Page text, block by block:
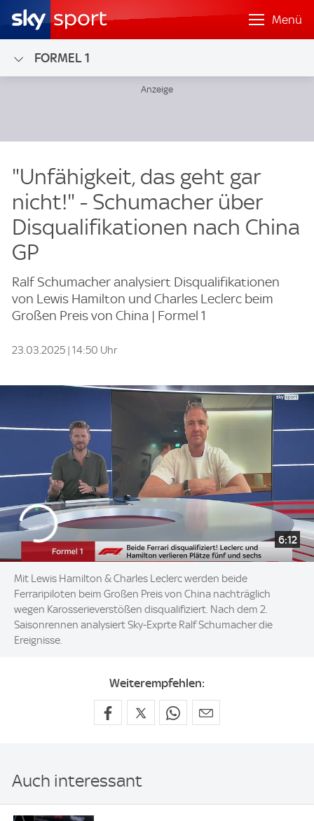
Menü
FORMEL 1
"Unfähigkeit, das geht gar
nicht!" - Schumacher über
Disqualifikationen nach China
GP
Ralf Schumacher analysiert Disqualifikationen
von Lewis Hamilton und Charles Leclerc beim
Großen Preis von China | Formel 1
23.03.2025 | 14:50 Uhr
6:12
Mit Lewis Hamilton & Charles Leclerc werden beide
Ferraripiloten beim Großen Preis von China nachträglich
wegen Karosserieverstößen disqualifiziert. Nach dem 2.
Saisonrennen analysiert Sky-Exprte Ralf Schumacher die
Ereignisse.
Weiterempfehlen:
Auch interessant